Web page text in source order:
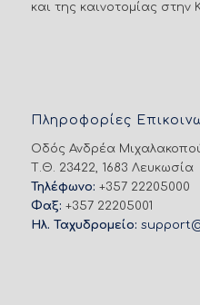
και της καινοτομίας στην
Πληροφορίες
Οδός Ανδρέα
Τ.Θ. 23422, 1683 Λευκωσία
Τηλέφωνο: +357 22205000
Φαξ: +357 22205001
Ηλ. Ταχυδρομείο: